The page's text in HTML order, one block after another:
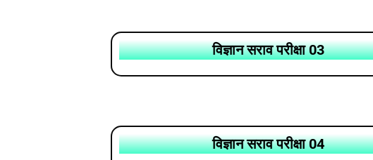
विज्ञान सराव परीक्षा 03
विज्ञान सराव परीक्षा 04